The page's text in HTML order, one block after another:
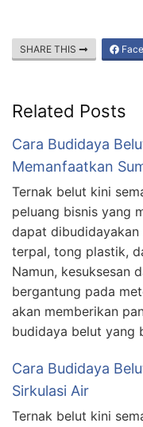
SHARE THIS
Related Posts
Cara Budidaya
Memanfaatkan
Ternak belut kini
peluang bisnis yang
dapat
terpal, tong plastik,
Namun, kesuksesan
bergantung pada
akan memberikan
budidaya belut
Cara Budidaya
Sirkulasi Air
Ternak belut kini